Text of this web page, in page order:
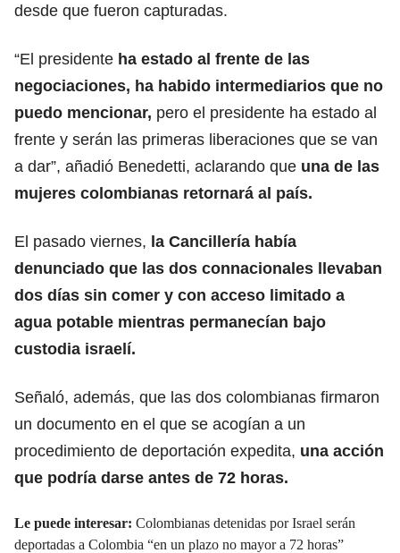
desde que fueron capturadas.
“El presidente ha estado al frente de las
negociaciones, ha habido intermediarios que no
puedo mencionar, pero el presidente ha estado al
frente y serán las primeras liberaciones que se van
a dar”, añadió Benedetti, aclarando que una de las
mujeres colombianas retornará al país.
El pasado viernes, la Cancillería había
denunciado que las dos connacionales llevaban
dos días sin comer y con acceso limitado a
agua potable mientras permanecían bajo
custodia israelí.
Señaló, además, que las dos colombianas firmaron
un documento en el que se acogían a un
procedimiento de deportación expedita, una acción
que podría darse antes de 72 horas.
Le puede interesar: Colombianas detenidas por Israel serán
deportadas a Colombia “en un plazo no mayor a 72 horas”